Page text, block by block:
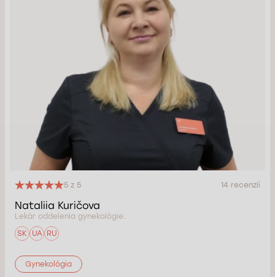
5 z 5 14 recenzií
Nataliia Kuričova
Lekár oddelenia gynekológie.
SK
UA RU
Gynekológia